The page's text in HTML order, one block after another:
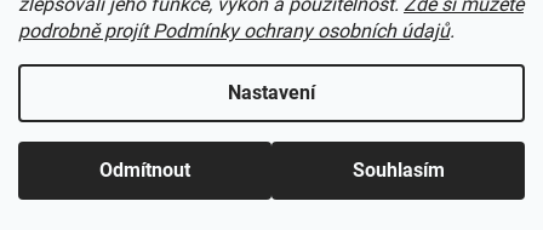
podrobně projít Podmínky ochrany osobních údajů.
Nastavení
Odmítnout Souhlasím